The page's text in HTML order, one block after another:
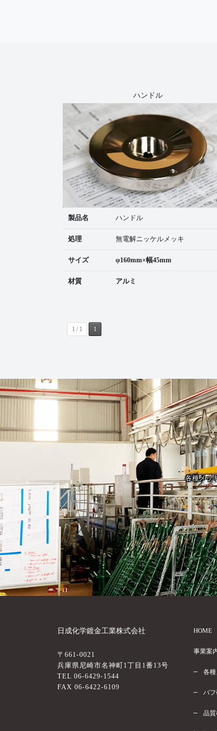
ハンドル
製品名 ハンドル
処理 無電解ニッケルメッキ
サイズ φ160mm×幅45mm
材質 アルミ
1 / 1 1
各種メッ
日成化学鍍金工業株式会社
〒661-0021
兵庫県尼崎市名神町1丁目1番13号
TEL 06-6429-1544
FAX 06-6422-6109
HOME
事業案
各
バフ
品質